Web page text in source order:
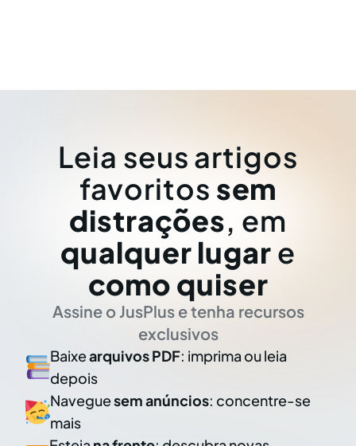
Leia seus artigos
favoritos sem
distrações, em
qualquer lugar e
como quiser
Assine o JusPlus e tenha recursos
exclusivos
Baixearquivos PDF: imprima ou leia
depois
Naveguesem anúncios: concentre-se
mais